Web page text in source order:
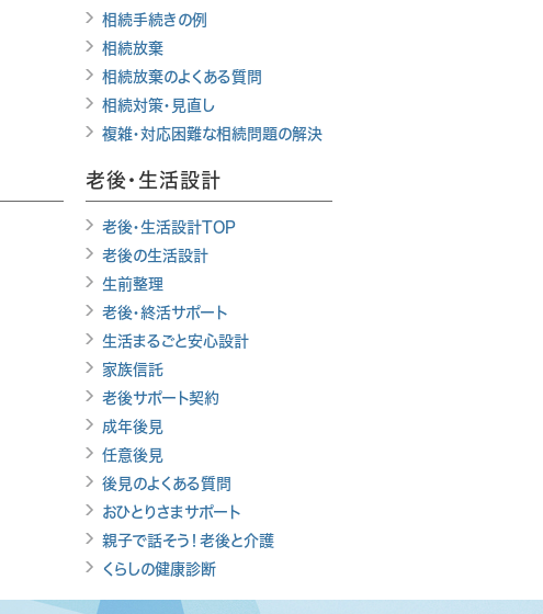
相続手続きの例
相続放棄
相続放棄のよくある質問
相続対策・見直し
複雑・対応困難な相続問題の解決
老後・生活設計
老後・生活設計TOP
老後の生活設計
生前整理
老後・終活サポート
生活まるごと安心設計
家族信託
老後サポート契約
成年後見
任意後見
後見のよくある質問
おひとりさまサポート
親子で話そう！老後と介護
くらしの健康診断